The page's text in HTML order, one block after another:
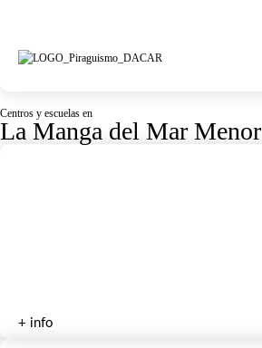
Centros y escuelas en
La Manga del Mar Menor
+ info